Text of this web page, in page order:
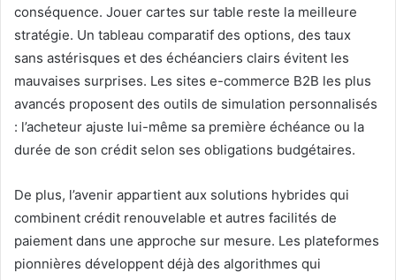
conséquence. Jouer cartes sur table reste la meilleure
stratégie. Un tableau comparatif des options, des taux
sans astérisques et des échéanciers clairs évitent les
mauvaises surprises. Les sites e-commerce B2B les plus
avancés proposent des outils de simulation personnalisés
: l’acheteur ajuste lui-même sa première échéance ou la
durée de son crédit selon ses obligations budgétaires.
De plus, l’avenir appartient aux solutions hybrides qui
combinent crédit renouvelable et autres facilités de
paiement dans une approche sur mesure. Les plateformes
pionnières développent déjà des algorithmes qui